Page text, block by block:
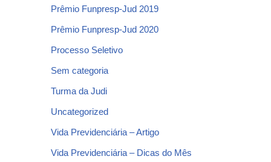
Prêmio Funpresp-Jud 2019
Prêmio Funpresp-Jud 2020
Processo Seletivo
Sem categoria
Turma da Judi
Uncategorized
Vida Previdenciária – Artigo
Vida Previdenciária – Dicas do Mês